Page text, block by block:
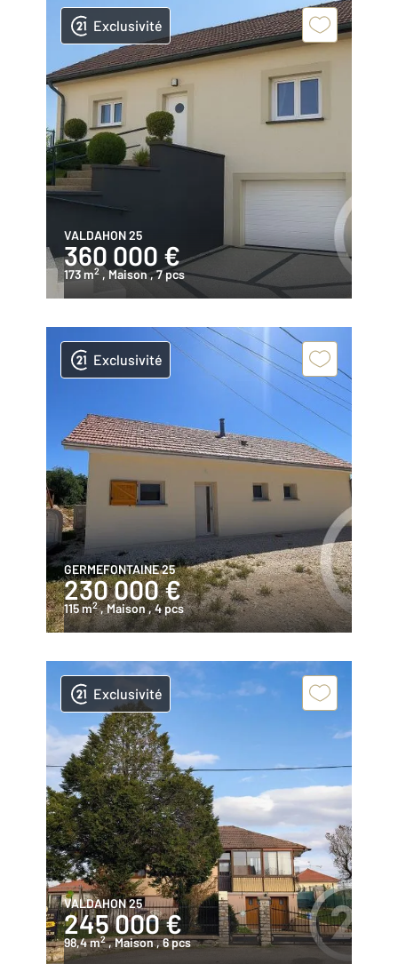
Exclusivité
VALDAHON 25
360 000 €
173 m2 , Maison, 7 pcs
Exclusivité
GERMEFONTAINE 25
230 000 €
115 m2 , Maison , 4 pcs
Exclusivité
VALDAHON 25
245 000 €
98,4 m2 , Maison, 6 pcs